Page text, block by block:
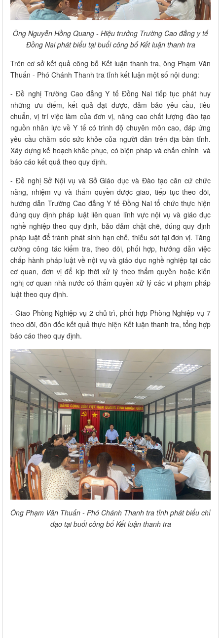
Ông Nguyễn Hồng Quang - Hiệu trưởng Trường Cao đẳng y tế
Đồng Nai phát biểu tại buổi công bố Kết luận thanh tra
Trên cơ sở kết quả công bố Kết luận thanh tra, ông Phạm Văn
Thuấn - Phó Chánh Thanh tra tỉnh kết luận một số nội dung:
- Đề nghị Trường Cao đẳng Y tế Đồng Nai tiếp tục phát huy
những ưu điểm, kết quả đạt được, đảm bảo yêu cầu, tiêu
chuẩn, vị trí việc làm của đơn vị, nâng cao chất lượng đào tạo
nguồn nhân lực về Y tế có trình độ chuyên môn cao, đáp ứng
yêu cầu chăm sóc sức khỏe của người dân trên địa bàn tỉnh.
Xây dựng kế hoạch khắc phục, có biện pháp và chấn chỉnh và
báo cáo kết quả theo quy định.
- Đề nghị Sở Nội vụ và Sở Giáo dục và Đào tạo căn cứ chức
năng, nhiệm vụ và thẩm quyền được giao, tiếp tục theo dõi,
hướng dẫn Trường Cao đẳng Y tế Đồng Nai tổ chức thực hiện
đúng quy định pháp luật liên quan lĩnh vực nội vụ và giáo dục
nghề nghiệp theo quy định, bảo đảm chặt chẽ, đúng quy định
pháp luật để tránh phát sinh hạn chế, thiếu sót tại đơn vị. Tăng
cường công tác kiểm tra, theo dõi, phối hợp, hướng dẫn việc
chấp hành pháp luật về nội vụ và giáo dục nghề nghiệp tại các
cơ quan, đơn vị để kịp thời xử lý theo thẩm quyền hoặc kiến
nghị cơ quan nhà nước có thẩm quyền xử lý các vi phạm pháp
luật theo quy định.
- Giao Phòng Nghiệp vụ 2 chủ trì, phối hợp Phòng Nghiệp vụ 7
theo dõi, đôn đốc kết quả thực hiện Kết luận thanh tra, tổng hợp
báo cáo theo quy định.
Ông Phạm Văn Thuấn - Phó Chánh Thanh tra tỉnh phát biểu chỉ
đạo tại buổi công bố Kết luận thanh tra